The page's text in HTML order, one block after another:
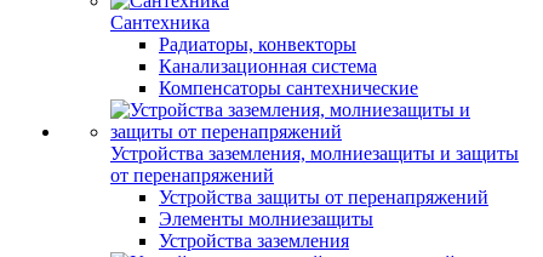
Сантехника
Радиаторы, конвекторы
Канализационная система
Компенсаторы сантехнические
Устройства заземления, молниезащиты и защиты
от перенапряжений
Устройства защиты от перенапряжений
Элементы молниезащиты
Устройства заземления